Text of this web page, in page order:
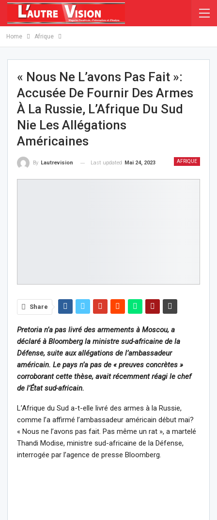
Home Afrique
« Nous Ne L’avons Pas Fait »:
Accusée De Fournir Des Armes
À La Russie, L’Afrique Du Sud
Nie Les Allégations
Américaines
AFRIQUE
By Lautrevision Last updated Mai 24, 2023
Share
Pretoria n’a pas livré des armements à Moscou, a
déclaré à Bloomberg la ministre sud-africaine de la
Défense, suite aux allégations de l’ambassadeur
américain. Le pays n’a pas de « preuves concrètes »
corroborant cette thèse, avait récemment réagi le chef
de l’État sud-africain.
L’Afrique du Sud a-t-elle livré des armes à la Russie,
comme l’a affirmé l’ambassadeur américain début mai?
« Nous ne l’avons pas fait. Pas même un rat », a martelé
Thandi Modise, ministre sud-africaine de la Défense,
interrogée par l’agence de presse Bloomberg.